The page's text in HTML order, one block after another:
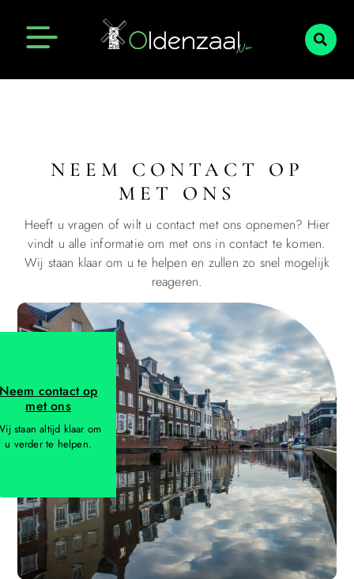
NEEM CONTACT OP
MET ONS
Heeft u vragen of wilt u contact met ons opnemen? Hier
vindt u alle informatie om met ons in contact te komen.
Wij staan klaar om u te helpen en zullen zo snel mogelijk
reageren.
contact op
met ons
staan altijd klaar om
u verder te helpen.